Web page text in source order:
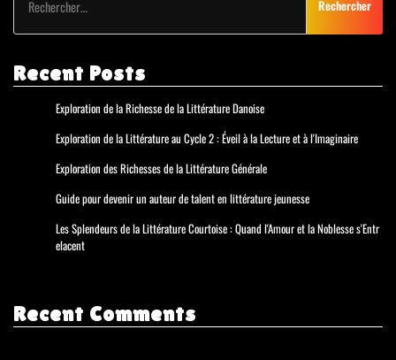
Recent Posts
Exploration de la Richesse de la Littérature Danoise
Exploration de la Littérature au Cycle 2 : Éveil à la Lecture et à l'Imaginaire
Exploration des Richesses de la Littérature Générale
Guide pour devenir un auteur de talent en littérature jeunesse
Les Splendeurs de la Littérature Courtoise : Quand l'Amour et la Noblesse s'Entr
elacent
Recent Comments